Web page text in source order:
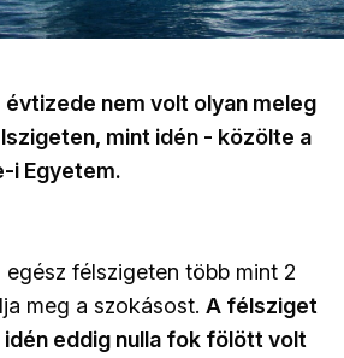
évtizede nem volt olyan meleg
mint idén - közölte a
i Egyetem.
félszigeten több mint 2
meg a szokásost. A félsziget
eddig nulla fok fölött volt